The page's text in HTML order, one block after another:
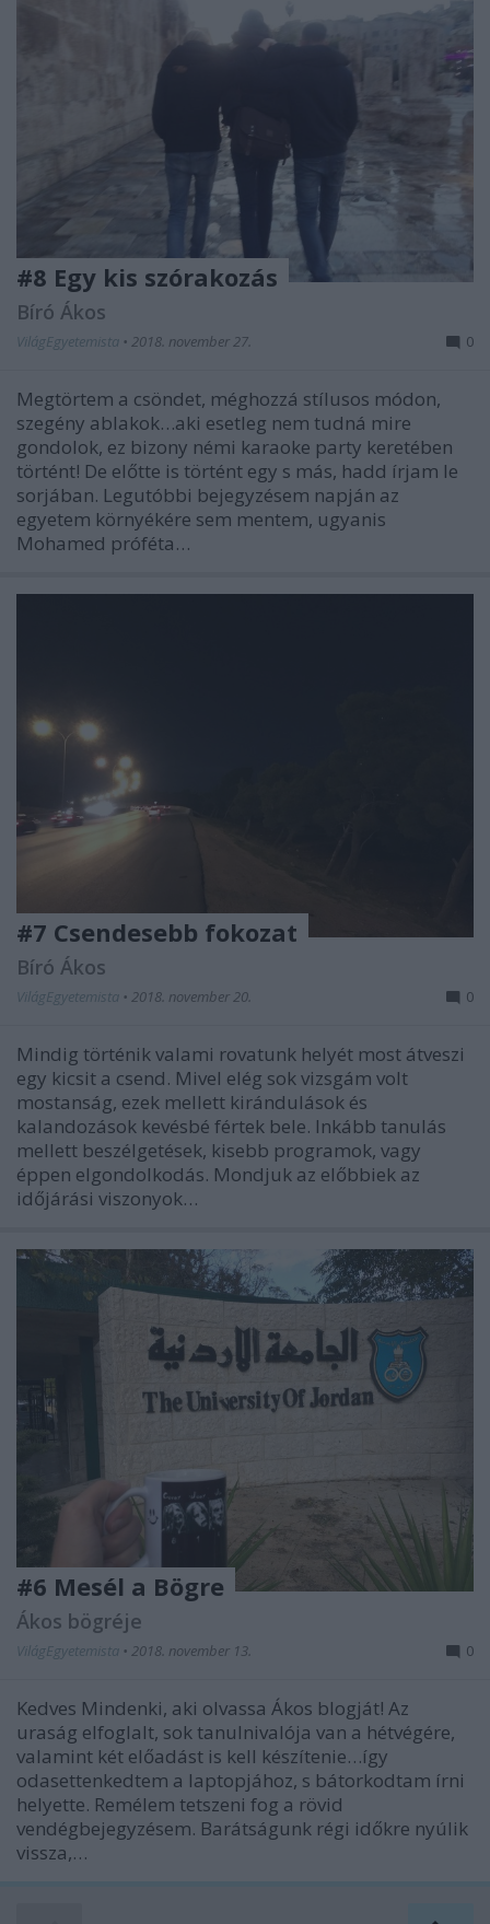
#8 Egy kis szórakozás
Bíró Ákos
VilágEgyetemista • 2018. november 27. 0
Megtörtem a csöndet, méghozzá stílusos módon,
szegény ablakok…aki esetleg nem tudná mire
gondolok, ez bizony némi karaoke party keretében
történt! De előtte is történt egy s más, hadd írjam le
sorjában. Legutóbbi bejegyzésem napján az
egyetem környékére sem mentem, ugyanis
Mohamed próféta…
#7 Csendesebb fokozat
Bíró Ákos
VilágEgyetemista • 2018. november 20. 0
Mindig történik valami rovatunk helyét most átveszi
egy kicsit a csend. Mivel elég sok vizsgám volt
mostanság, ezek mellett kirándulások és
kalandozások kevésbé fértek bele. Inkább tanulás
mellett beszélgetések, kisebb programok, vagy
éppen elgondolkodás. Mondjuk az előbbiek az
időjárási viszonyok…
#6 Mesél a Bögre
Ákos bögréje
VilágEgyetemista • 2018. november 13. 0
Kedves Mindenki, aki olvassa Ákos blogját! Az
uraság elfoglalt, sok tanulnivalója van a hétvégére,
valamint két előadást is kell készítenie…így
odasettenkedtem a laptopjához, s bátorkodtam írni
helyette. Remélem tetszeni fog a rövid
vendégbejegyzésem. Barátságunk régi időkre nyúlik
vissza,…